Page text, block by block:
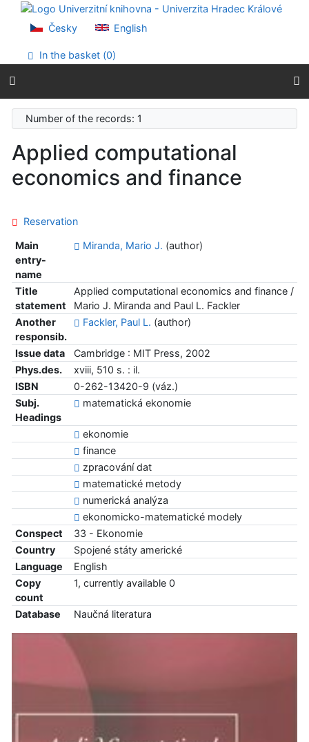
Go to content
Go to menu
Accessibility declaration
Česky English
In the basket (0)
Number of the records: 1
Applied computational
economics and finance
Reservation
Main
entry-
name
Miranda, Mario J. (author)
Title
statement
Applied computational economics and finance /
Mario J. Miranda and Paul L. Fackler
Another
responsib.
Fackler, Paul L. (author)
Issue data
Cambridge : MIT Press, 2002
Phys.des.
xviii, 510 s. : il.
ISBN
0-262-13420-9 (váz.)
Subj.
Headings
matematická ekonomie
ekonomie
finance
zpracování dat
matematické metody
numerická analýza
ekonomicko-matematické modely
Conspect
33 - Ekonomie
Country
Spojené státy americké
Language
English
Copy
count
1, currently available 0
Database Naučná literatura